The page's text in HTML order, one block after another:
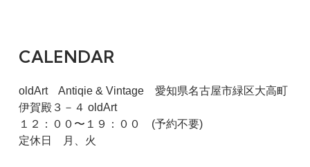
CALENDAR
oldArt Antiqie & Vintage 愛知県名古屋市緑区大高町
伊賀殿３－４ oldArt
１２：００〜１９：００ (予約不要)
定休日 月、火